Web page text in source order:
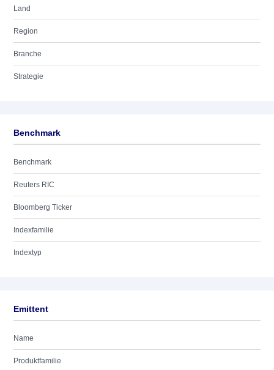
Land
Region
Branche
Strategie
Benchmark
Benchmark
Reuters RIC
Bloomberg Ticker
Indexfamilie
Indextyp
Emittent
Name
Produktfamilie